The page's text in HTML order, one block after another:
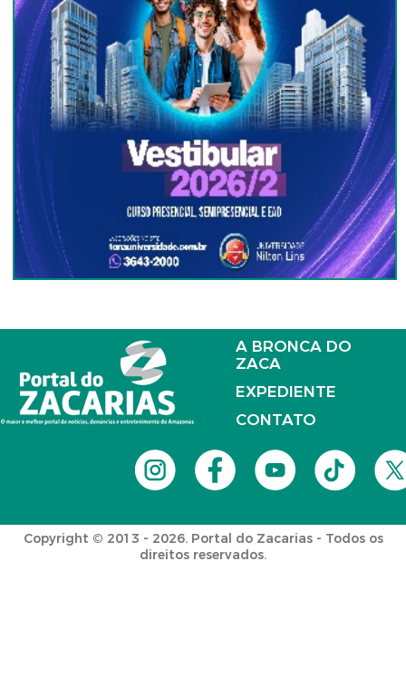
A BRONCA DO
ZACA
EXPEDIENTE
CONTATO
Copyright © 2013 - 2026. Portal do Zacarias - Todos os
direitos reservados.